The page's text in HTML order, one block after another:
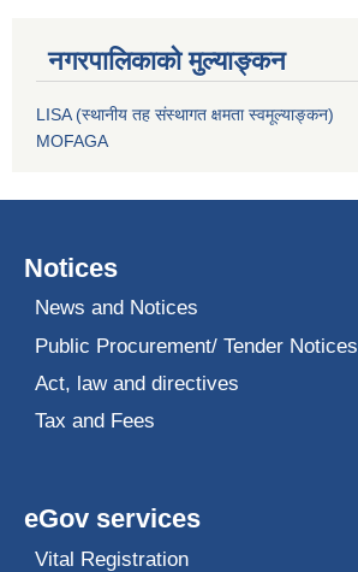
नगरपालिकाको मुल्याङ्कन
LISA (स्थानीय तह संस्थागत क्षमता स्वमूल्याङ्कन)
MOFAGA
Notices
News and Notices
Public Procurement/ Tender Notices
Act, law and directives
Tax and Fees
eGov services
Vital Registration